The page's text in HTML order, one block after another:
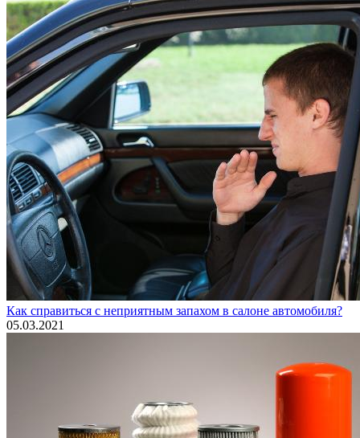
Как справиться с неприятным запахом в салоне автомобиля?
05.03.2021